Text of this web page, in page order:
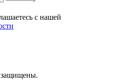
с нашей
защищены.